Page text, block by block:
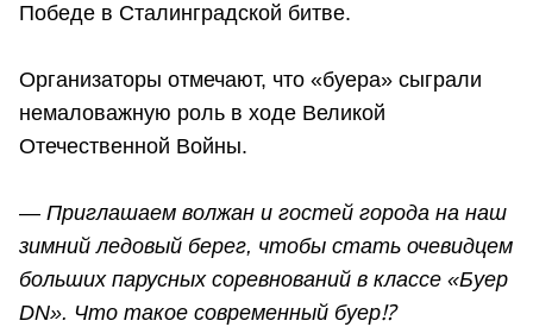
Победе в Сталинградской битве.
Организаторы отмечают, что «буера» сыграли
немаловажную роль в ходе Великой
Отечественной Войны.
— Приглашаем волжан и гостей города на наш
зимний ледовый берег, чтобы стать очевидцем
больших парусных соревнований в классе «Буер
DN». Что такое современный буер⁉